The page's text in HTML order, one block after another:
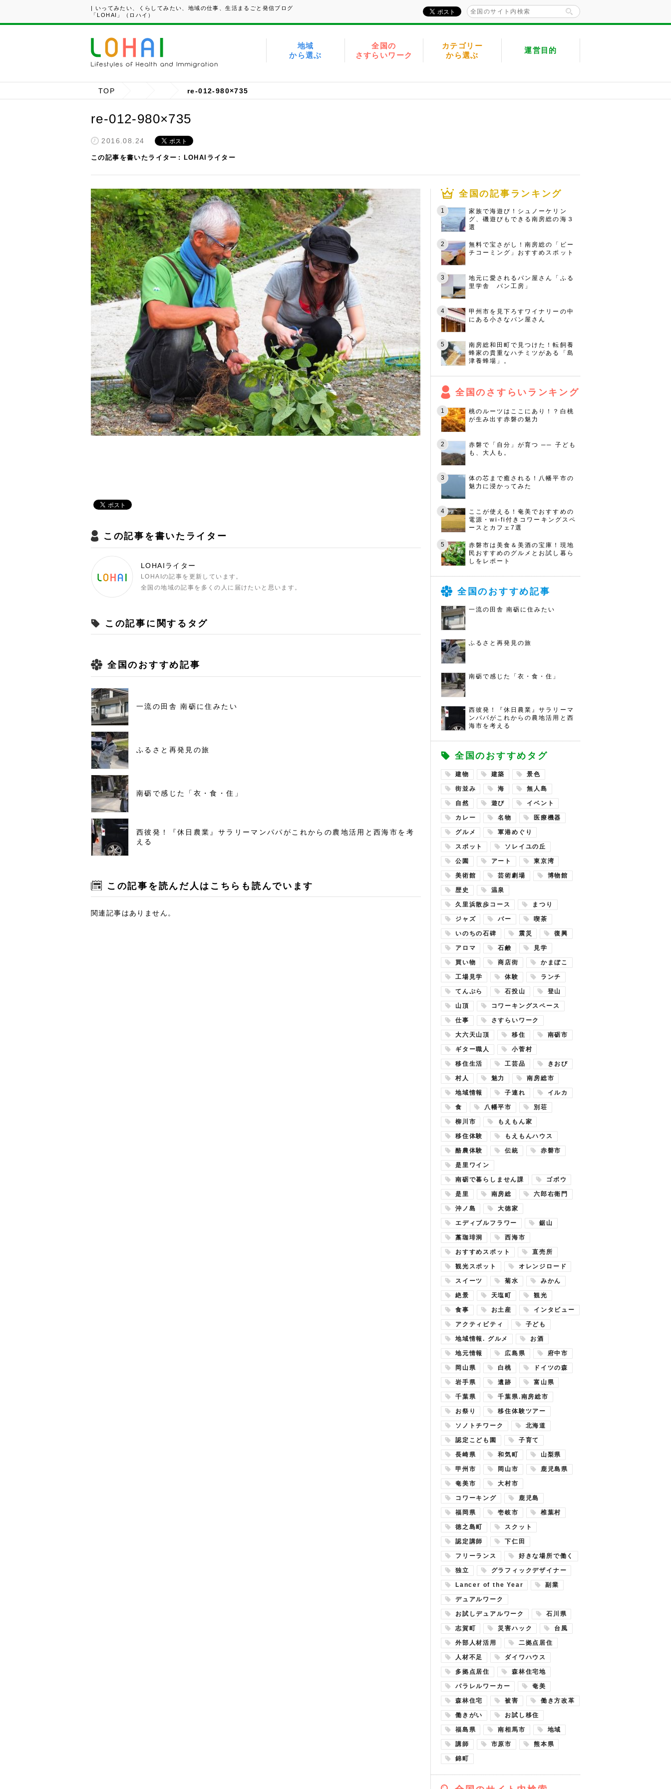
| いってみたい、くらしてみたい、地域の仕事、生活まるごと発信ブログ
「LOHAI」（ロハイ）
地域
から選ぶ
全国の
さすらいワーク
カテゴリー
から選ぶ
運営目的
TOP re-012-980×735
re-012-980×735
2016.08.24
この記事を書いたライター LOHAIライター
この記事を書いたライター
LOHAIライター
LOHAIの記事を更新しています。
全国の地域の記事を多くの人に届けたいと思います。
この記事に関するタグ
全国のおすすめ記事
一流の田舎 南砺に住みたい
ふるさと再発見の旅
南砺で感じた「衣・食・住」
西彼発！『休日農業』サラリーマンパパがこれからの農地活用と西海市を考
える
この記事を読んだ人はこちらも読んでいます
関連記事はありません。
全国の記事ランキング
家族で海遊び！シュノーケリン
グ、磯遊びもできる南房総の海３
選
無料で宝さがし！南房総の「ビー
チコーミング」おすすめスポット
地元に愛されるパン屋さん「ふる
里学舎 パン工房」
甲州市を見下ろすワイナリーの中
にある小さなパン屋さん
南房総和田町で見つけた！転飼養
蜂家の貴重なハチミツがある「島
津養蜂場」。
全国のさすらいランキング
桃のルーツはここにあり！？白桃
が生み出す赤磐の魅力
赤磐で「自分」が育つ ── 子ども
も、大人も。
体の芯まで癒される！八幡平市の
魅力に浸かってみた
ここが使える！奄美でおすすめの
電源・wi-fi付きコワーキングスペ
ースとカフェ7選
赤磐市は美食＆美酒の宝庫！現地
民おすすめのグルメとお試し暮ら
しをレポート
全国のおすすめ記事
一流の田舎 南砺に住みたい
ふるさと再発見の旅
南砺で感じた「衣・食・住」
西彼発！『休日農業』サラリーマ
ンパパがこれからの農地活用と西
海市を考える
全国のおすすめタグ
建物 建築 景色
街並み 海 無人島
自然 遊び イベント
カレー 名物 医療機器
グルメ 軍港めぐり
スポット ソレイユの丘
公園 アート 東京湾
美術館 芸術劇場 博物館
歴史 温泉
久里浜散歩コース まつり
ジャズ バー 喫茶
いのちの石碑 震災 復興
アロマ 石鹸 見学
買い物 商店街 かまぼこ
工場見学 体験 ランチ
てんぷら 石投山 登山
山頂 コワーキングスペース
仕事 さすらいワーク
大六天山頂 移住 南砺市
ギター職人 小菅村
移住生活 工芸品 きおび
村人 魅力 南房総市
地域情報 子連れ イルカ
食 八幡平市 別荘
柳川市 もえもん家
移住体験 もえもんハウス
酪農体験 伝統 赤磐市
是里ワイン
南砺で暮らしません課 ゴボウ
是里 南房総 六郎右衛門
沖ノ島 大徳家
エディブルフラワー 鋸山
藁珈琲洞 西海市
おすすめスポット 直売所
観光スポット オレンジロード
スイーツ 菊水 みかん
絶景 天塩町 観光
食事 お土産 インタビュー
アクティビティ 子ども
地域情報. グルメ お酒
地元情報 広島県 府中市
岡山県 白桃 ドイツの森
岩手県 遺跡 富山県
千葉県 千葉県.南房総市
お祭り 移住体験ツアー
ソノトチワーク 北海道
認定こども園 子育て
長崎県 和気町 山梨県
甲州市 岡山市 鹿児島県
奄美市 大村市
コワーキング 鹿児島
福岡県 壱岐市 椎葉村
徳之島町 スクット
認定講師 下仁田
フリーランス 好きな場所で働く
独立 グラフィックデザイナー
Lancer of the Year 副業
デュアルワーク
お試しデュアルワーク 石川県
志賀町 災害ハック 台風
外部人材活用 二拠点居住
人材不足 ダイワハウス
多拠点居住 森林住宅地
パラレルワーカー 奄美
森林住宅 被害 働き方改革
働きがい お試し移住
福島県 南相馬市 地域
講師 市原市 熊本県
錦町